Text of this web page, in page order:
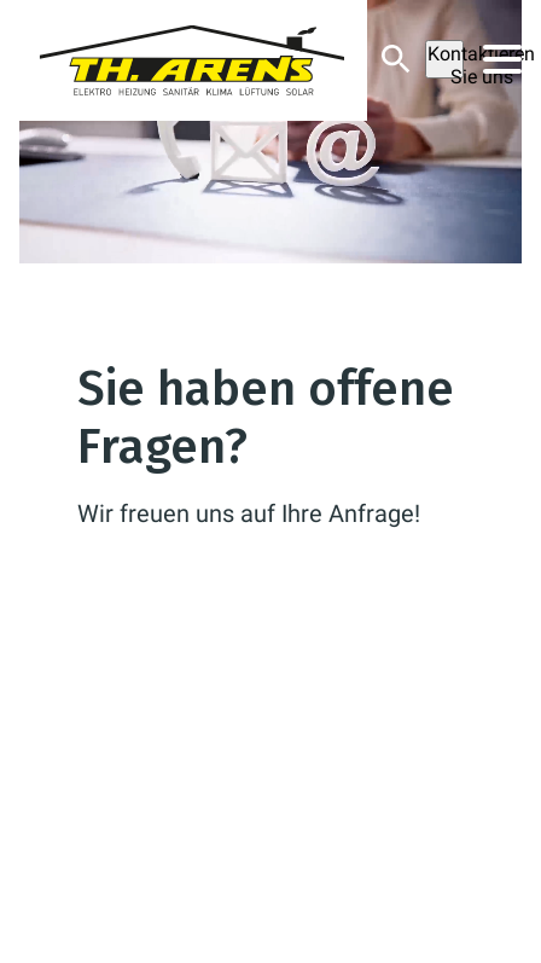
Kontaktieren
Sie uns
Sie haben offene
Fragen?
Wir freuen uns auf Ihre Anfrage!